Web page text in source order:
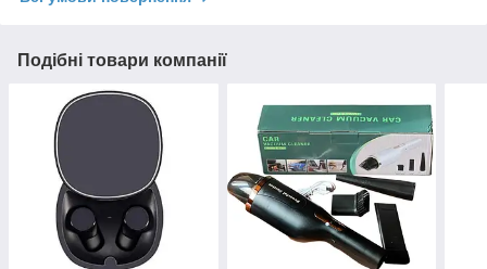
Подібні товари компанії